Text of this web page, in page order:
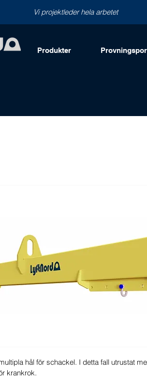
Vi projektleder hela arbetet
Produkter
hål för schackel. I detta fall utrustat
krankrok.